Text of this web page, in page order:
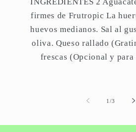
firmes de Frutropic La
huevos medianos. Sal al
oliva. Queso rallado
frescas (Opcional y para
1/of
3